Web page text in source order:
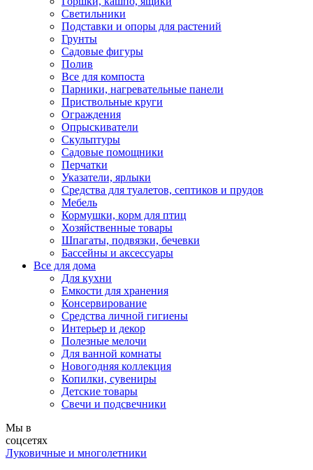
Светильники
Подставки и опоры для растений
Грунты
Садовые фигуры
Полив
Все для компоста
Парники, нагревательные панели
Приствольные круги
Ограждения
Опрыскиватели
Скульптуры
Садовые помощники
Перчатки
Указатели, ярлыки
Средства для туалетов, септиков и прудов
Мебель
Кормушки, корм для птиц
Хозяйственные товары
Шпагаты, подвязки, бечевки
Бассейны и аксессуары
Все для дома
Для кухни
Емкости для хранения
Консервирование
Средства личной гигиены
Интерьер и декор
Полезные мелочи
Для ванной комнаты
Новогодняя коллекция
Копилки, сувениры
Детские товары
Свечи и подсвечники
Мы в
соцсетях
Луковичные и многолетники